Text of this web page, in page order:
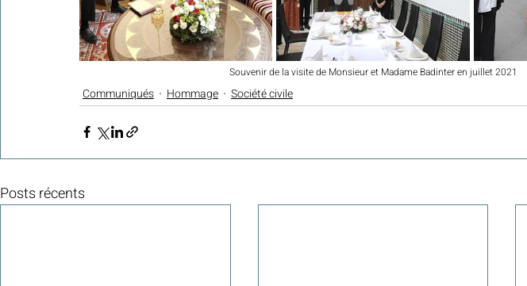
Souvenir de la visite de Monsieur et Madame Badinter en juillet 2021
Communiqués Hommage Société civile
Posts récents